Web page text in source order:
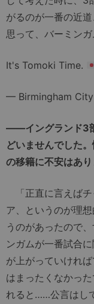
がるのが一番の近
思って、バーミンガ
It's Tomoki Time.
— Birmingham City
――イングランド3
どいませんでした
の移籍に不安はあ
「正直に言えばチ
ア、というのが理
うのがあったので
ンガムが一番試合
が上がっていけれ
はまったくなかっ
れると……公言はし